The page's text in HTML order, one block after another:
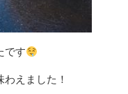
です
えました！